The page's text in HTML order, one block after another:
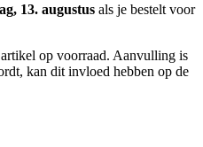
13. augustus als je bestelt voor
op voorraad. Aanvulling is
kan dit invloed hebben op de